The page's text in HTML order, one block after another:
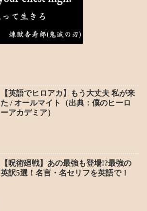
【英語でヒロアカ】もう大丈夫 私が来
た / オールマイト（出典：僕のヒーロ
ーアカデミア）
【呪術廻戦】あの最強も登場!?最強の
英訳5選！名言・名セリフを英語で！